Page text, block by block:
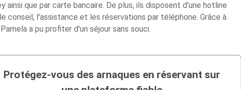
ainsi que par carte bancaire. De plus, ils disposent d'une hotline
conseil, l'assistance et les réservations par téléphone. Grâce à
a pu profiter d'un séjour sans souci.
Protégez-vous des arnaques en réservant sur